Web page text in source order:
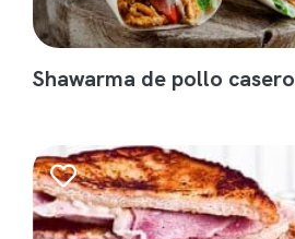
Shawarma de pollo casero